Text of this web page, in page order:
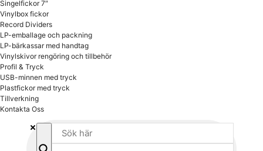
Singelfickor 7″
Vinylbox fickor
Record Dividers
LP-emballage och packning
LP-bärkassar med handtag
Vinylskivor rengöring och tillbehör
Profil & Tryck
USB-minnen med tryck
Plastfickor med tryck
Tillverkning
Kontakta Oss